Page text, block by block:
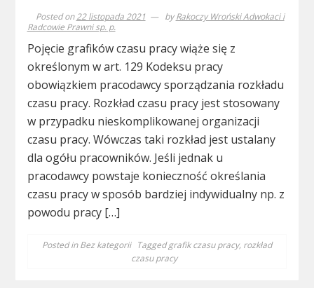
Posted on22 listopada 2021 byRakoczy Wroński Adwokaci i
Radcowie Prawni sp. p.
Pojęcie grafików czasu pracy wiąże się z
określonym w art. 129 Kodeksu pracy
obowiązkiem pracodawcy sporządzania rozkładu
czasu pracy. Rozkład czasu pracy jest stosowany
w przypadku nieskomplikowanej organizacji
czasu pracy. Wówczas taki rozkład jest ustalany
dla ogółu pracowników. Jeśli jednak u
pracodawcy powstaje konieczność określania
czasu pracy w sposób bardziej indywidualny np. z
powodu pracy […]
Posted inBez kategorii Taggedgrafik czasu pracy, rozkład
czasu pracy